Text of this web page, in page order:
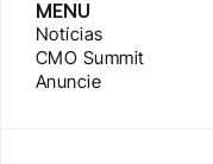
MENU
Notícias
CMO Summit
Anuncie